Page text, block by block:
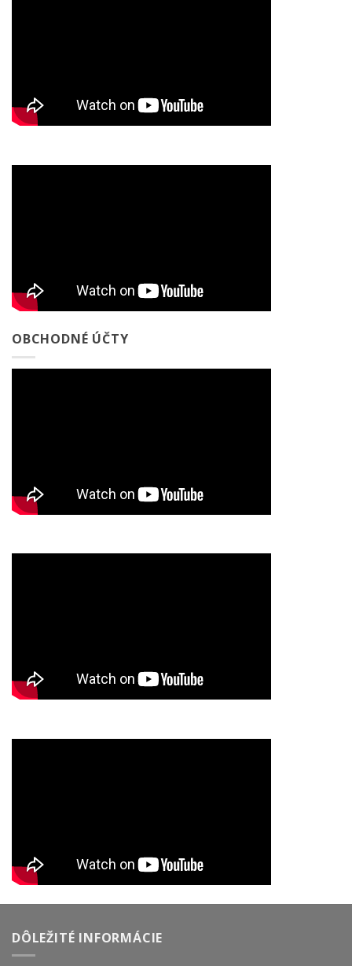
OBCHODNÉ ÚČTY
DÔLEŽITÉ INFORMÁCIE